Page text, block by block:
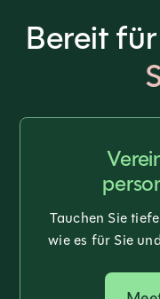
Bereit
Tauchen Sie
wie es für Sie